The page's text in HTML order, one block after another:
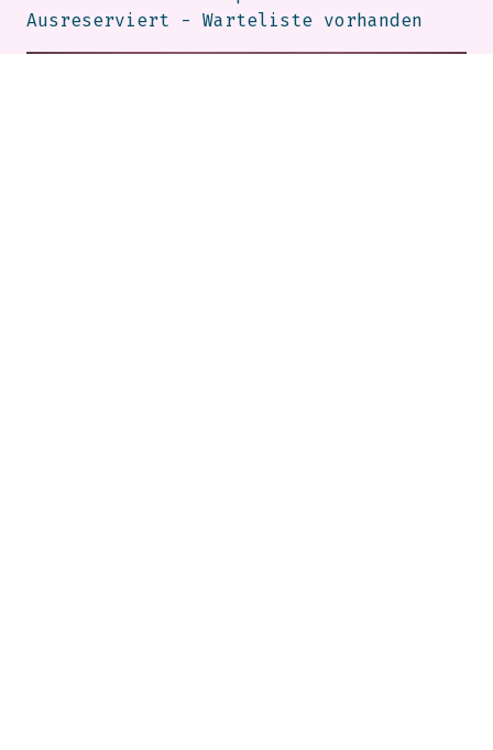
Ausreserviert - Warteliste vorhanden